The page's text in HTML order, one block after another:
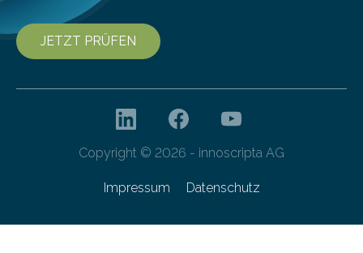
JETZT PRÜFEN
Copyright © 2026 - innoscripta AG
Impressum Datenschutz